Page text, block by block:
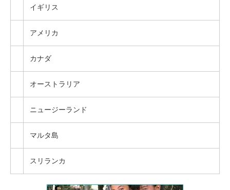
イギリス
アメリカ
カナダ
オーストラリア
ニュージーランド
マルタ島
スリランカ